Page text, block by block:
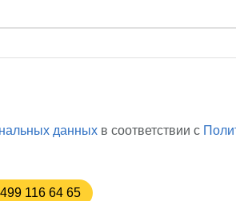
данных в соответствии с
116 64 65